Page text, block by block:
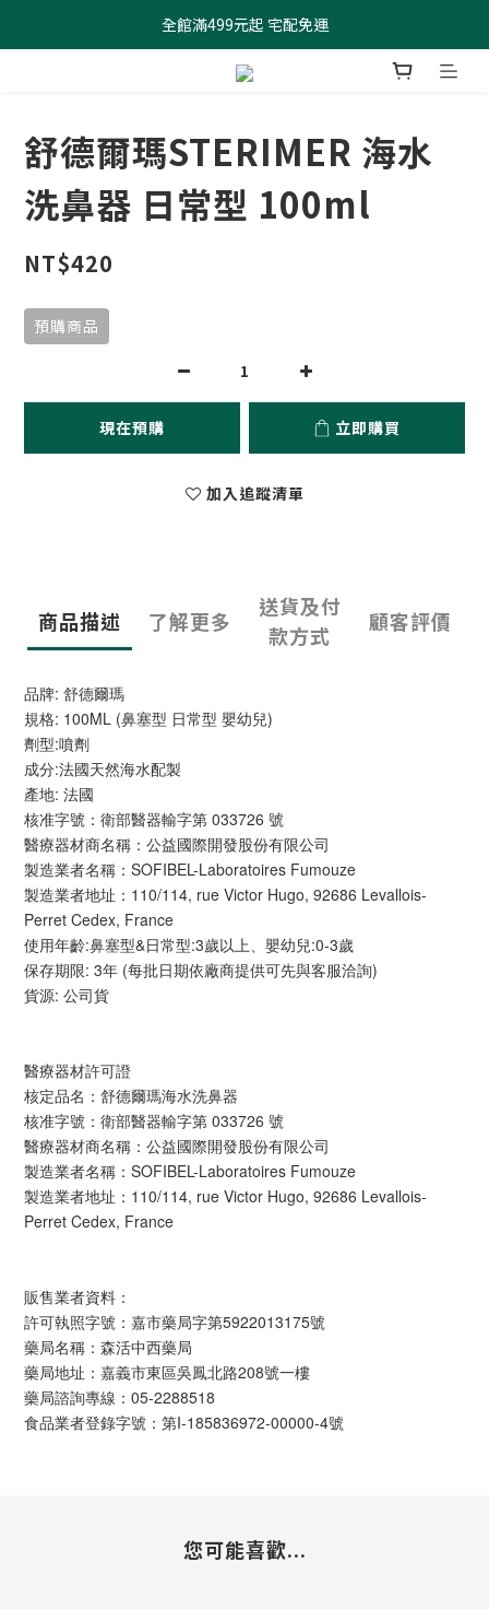
全館滿499元起 宅配免運
全館滿499元起 宅配免運
加入會員 $100元購物金現領現折
舒德爾瑪STERIMER 海水
洗鼻器 日常型 100ml
NT$420
預購商品
現在預購 立即購買
加入追蹤清單
商品描述 了解更多
送貨及付
款方式
顧客評價
品牌: 舒德爾瑪
規格: 100ML (鼻塞型 日常型 嬰幼兒)
劑型:噴劑
成分:法國天然海水配製
產地: 法國
核准字號：衛部醫器輸字第 033726 號
醫療器材商名稱：公益國際開發股份有限公司
製造業者名稱：SOFIBEL-Laboratoires Fumouze
製造業者地址：110/114, rue Victor Hugo, 92686 Levallois-
Perret Cedex, France
使用年齡:鼻塞型&日常型:3歲以上、嬰幼兒:0-3歲
保存期限: 3年 (每批日期依廠商提供可先與客服洽詢)
貨源: 公司貨
醫療器材許可證
核定品名：舒德爾瑪海水洗鼻器
核准字號：衛部醫器輸字第 033726 號
醫療器材商名稱：公益國際開發股份有限公司
製造業者名稱：SOFIBEL-Laboratoires Fumouze
製造業者地址：110/114, rue Victor Hugo, 92686 Levallois-
Perret Cedex, France
販售業者資料：
許可執照字號：嘉市藥局字第5922013175號
藥局名稱：森活中西藥局
藥局地址：嘉義市東區吳鳳北路208號一樓
藥局諮詢專線：05-2288518
食品業者登錄字號：第I-185836972-00000-4號
您可能喜歡...